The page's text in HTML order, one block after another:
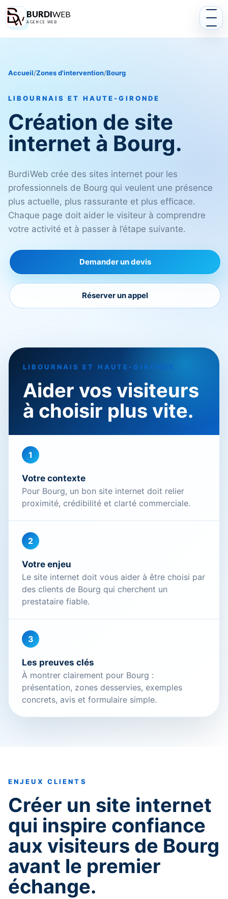
BURDIWEB
AGENCE WEB
Accueil/Zones d'intervention/Bourg
LIBOURNAIS ET HAUTE-GIRONDE
Création de site
internet à Bourg.
BurdiWeb crée des sites internet pour les
professionnels de Bourg qui veulent une présence
plus actuelle, plus rassurante et plus efficace.
Chaque page doit aider le visiteur à comprendre
votre activité et à passer à l’étape suivante.
Demander un devis
Réserver un appel
LIBOURNAIS ET HAUTE-GIRONDE
Aider vos visiteurs
à choisir plus vite.
1
Votre contexte
Pour Bourg, un bon site internet doit relier
proximité, crédibilité et clarté commerciale.
2
Votre enjeu
Le site internet doit vous aider à être choisi par
des clients de Bourg qui cherchent un
prestataire fiable.
3
Les preuves clés
À montrer clairement pour Bourg :
présentation, zones desservies, exemples
concrets, avis et formulaire simple.
ENJEUX CLIENTS
Créer un site internet
qui inspire confiance
aux visiteurs de Bourg
avant le premier
échange.